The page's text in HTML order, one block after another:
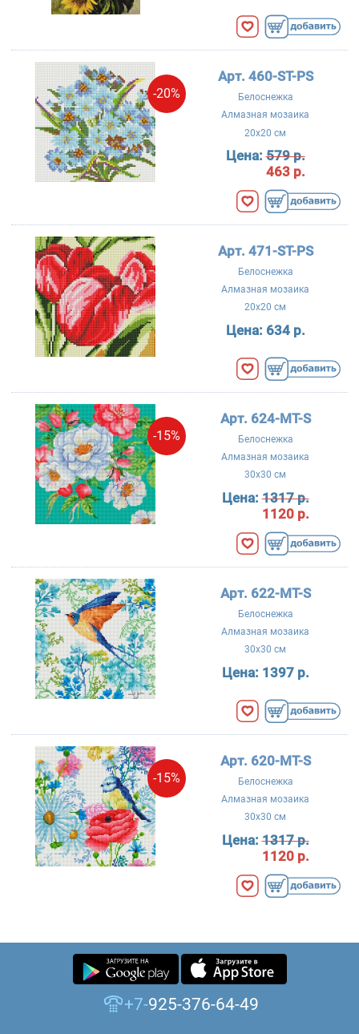
-20%
Арт. 460-ST-PS
Белоснежка
Алмазная мозаика
20x20 см
Цена:579 р.
463 р.
Арт. 471-ST-PS
Белоснежка
Алмазная мозаика
20x20 см
Цена: 634 р.
-15%
Арт. 624-MT-S
Белоснежка
Алмазная мозаика
30x30 см
Цена:1317 р.
1120 р.
Арт. 622-MT-S
Белоснежка
Алмазная мозаика
30x30 см
Цена: 1397 р.
-15%
Арт. 620-MT-S
Белоснежка
Алмазная мозаика
30x30 см
Цена:1317 р.
1120 р.
+7-925-376-64-49